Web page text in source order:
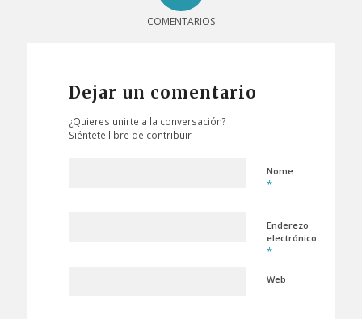
COMENTARIOS
Dejar un comentario
¿Quieres unirte a la conversación?
Siéntete libre de contribuir
Nome
*
Enderezo
electrónico
*
Web